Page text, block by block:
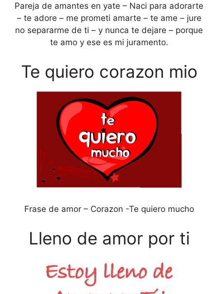
Pareja de amantes en yate – Naci para adorarte
– te adore – me prometi amarte – te ame – jure
no separarme de ti – y nunca te dejare – porque
te amo y ese es mi juramento.
Te quiero corazon mio
Frase de amor – Corazon -Te quiero mucho
Lleno de amor por ti